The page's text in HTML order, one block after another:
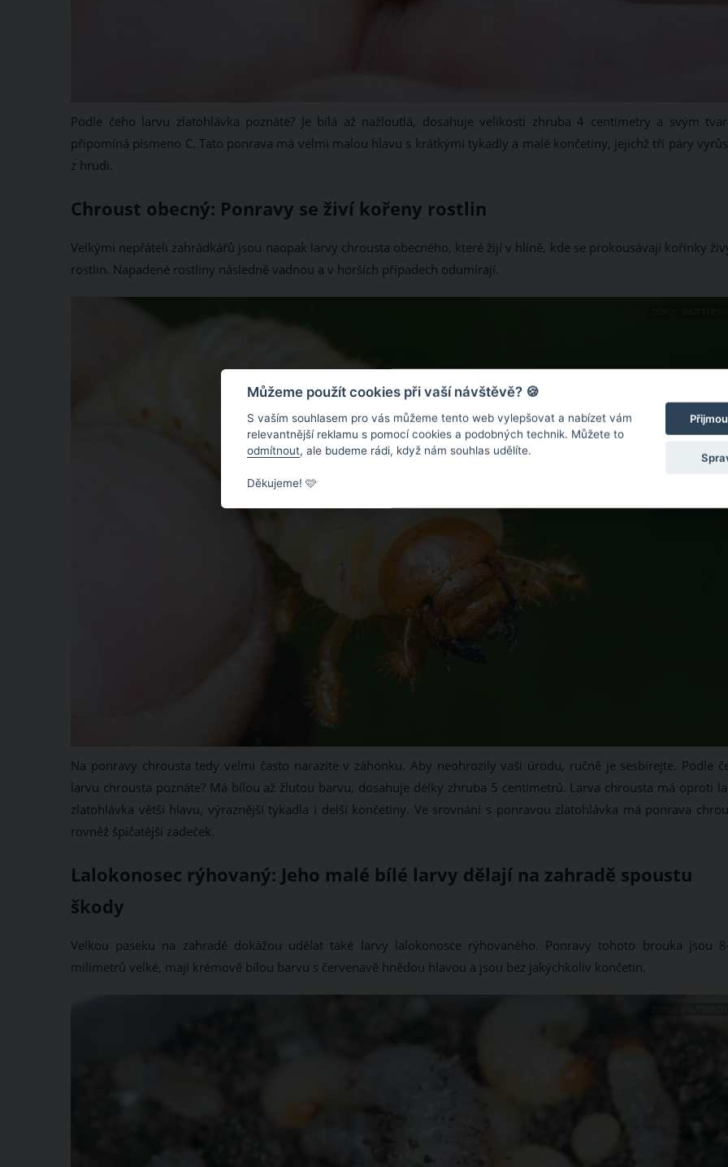
Podle čeho larvu zlatohlávka poznáte? Je bílá až nažloutlá, dosahuje velikosti zhruba 4 centimetry a svým
připomíná písmeno C. Tato ponrava má velmi malou hlavu s krátkými tykadly a malé končetiny, jejichž tři páry
z hrudi.
Chroust obecný: Ponravy se živí kořeny rostlin
Velkými nepřáteli zahrádkářů jsou naopak larvy chrousta obecného, které žijí v hlíně, kde se prokousávají kořínky
rostlin. Napadené rostliny následně vadnou a v horších případech odumírají.
Na ponravy chrousta tedy velmi často narazíte v záhonku. Aby neohrozily vaši úrodu, ručně je sesbírejte. Podle
larvu chrousta poznáte? Má bílou až žlutou barvu, dosahuje délky zhruba 5 centimetrů. Larva chrousta má oproti
zlatohlávka větší hlavu, výraznější tykadla i delší končetiny. Ve srovnání s ponravou zlatohlávka má ponrava
rovněž špičatější zadeček.
Lalokonosec rýhovaný: Jeho malé bílé larvy dělají na zahradě spoustu
škody
Velkou paseku na zahradě dokážou udělat také larvy lalokonosce rýhovaného. Ponravy tohoto brouka jsou
milimetrů velké, mají krémově bílou barvu s červenavě hnědou hlavou a jsou bez jakýchkoliv končetin.
Můžeme použít cookies při vaší návštěvě? 🍪
S vaším souhlasem pro vás můžeme tento web vylepšovat a nabízet vám
relevantnější reklamu s pomocí cookies a podobných technik. Můžete to
odmítnout, ale budeme rádi, když nám souhlas udělíte.
Děkujeme! 🩷